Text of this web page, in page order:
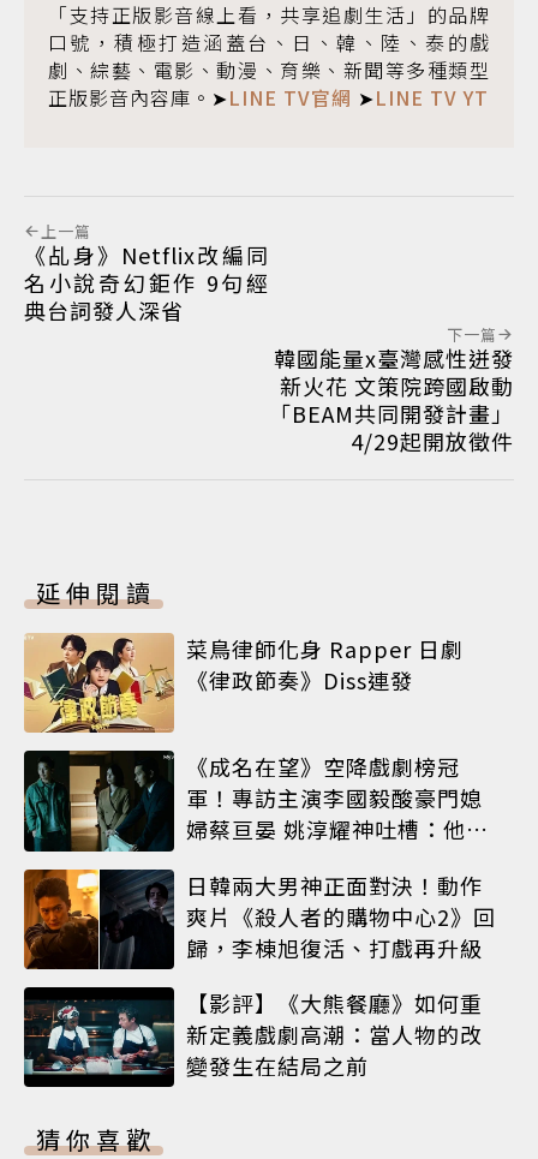
「支持正版影音線上看，共享追劇生活」的品牌
口號，積極打造涵蓋台、日、韓、陸、泰的戲
劇、綜藝、電影、動漫、育樂、新聞等多種類型
正版影音內容庫。➤LINE TV官網 ➤LINE TV YT
上一篇
《乩身》Netflix改編同
名小說奇幻鉅作 9句經
典台詞發人深省
下一篇
韓國能量x臺灣感性迸發
新火花 文策院跨國啟動
「BEAM共同開發計畫」
4/29起開放徵件
延伸閱讀
菜鳥律師化身 Rapper 日劇
《律政節奏》Diss連發
《成名在望》空降戲劇榜冠
軍！專訪主演李國毅酸豪門媳
婦蔡亘晏 姚淳耀神吐槽：他永
日韓兩大男神正面對決！動作
爽片《殺人者的購物中心2》回
歸，李棟旭復活、打戲再升級
【影評】《大熊餐廳》如何重
新定義戲劇高潮：當人物的改
變發生在結局之前
猜你喜歡